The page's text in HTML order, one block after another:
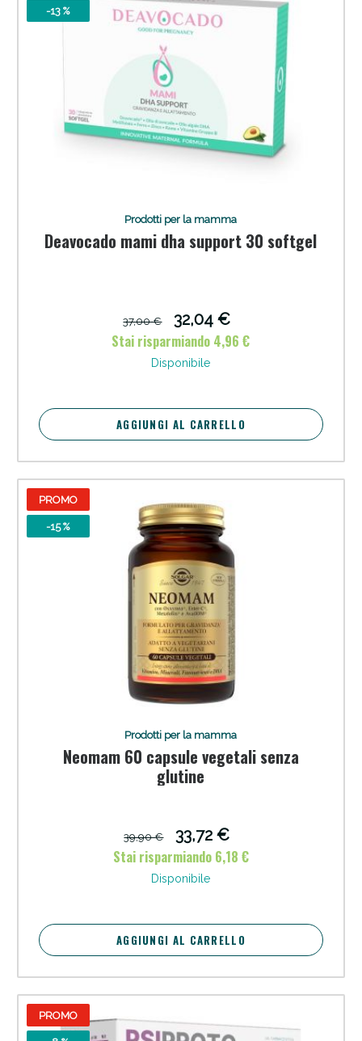
-13 %
Prodotti per la mamma
Deavocado mami dha support 30 softgel
37,00 €
32,04 €
Stai risparmiando 4,96 €
Disponibile
AGGIUNGI AL CARRELLO
PROMO
-15 %
Prodotti per la mamma
Neomam 60 capsule vegetali senza
glutine
39,90 €
33,72 €
Stai risparmiando 6,18 €
Disponibile
AGGIUNGI AL CARRELLO
PROMO